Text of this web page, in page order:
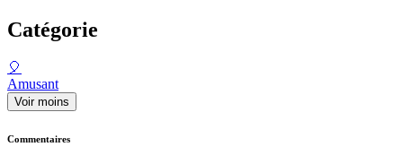
Catégorie
🎈
Amusant
Voir moins
Commentaires